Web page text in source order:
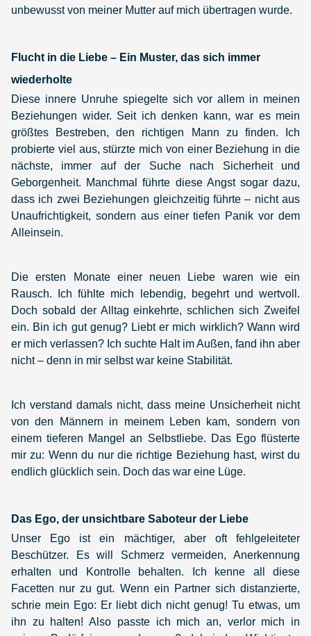
unbewusst von meiner Mutter auf mich übertragen wurde.
Flucht in die Liebe – Ein Muster, das sich immer
wiederholte
Diese innere Unruhe spiegelte sich vor allem in meinen
Beziehungen wider. Seit ich denken kann, war es mein
größtes Bestreben, den richtigen Mann zu finden. Ich
probierte viel aus, stürzte mich von einer Beziehung in die
nächste, immer auf der Suche nach Sicherheit und
Geborgenheit. Manchmal führte diese Angst sogar dazu,
dass ich zwei Beziehungen gleichzeitig führte – nicht aus
Unaufrichtigkeit, sondern aus einer tiefen Panik vor dem
Alleinsein.
Die ersten Monate einer neuen Liebe waren wie ein
Rausch. Ich fühlte mich lebendig, begehrt und wertvoll.
Doch sobald der Alltag einkehrte, schlichen sich Zweifel
ein. Bin ich gut genug? Liebt er mich wirklich? Wann wird
er mich verlassen? Ich suchte Halt im Außen, fand ihn aber
nicht – denn in mir selbst war keine Stabilität.
Ich verstand damals nicht, dass meine Unsicherheit nicht
von den Männern in meinem Leben kam, sondern von
einem tieferen Mangel an Selbstliebe. Das Ego flüsterte
mir zu: Wenn du nur die richtige Beziehung hast, wirst du
endlich glücklich sein. Doch das war eine Lüge.
Das Ego, der unsichtbare Saboteur der Liebe
Unser Ego ist ein mächtiger, aber oft fehlgeleiteter
Beschützer. Es will Schmerz vermeiden, Anerkennung
erhalten und Kontrolle behalten. Ich kenne all diese
Facetten nur zu gut. Wenn ein Partner sich distanzierte,
schrie mein Ego: Er liebt dich nicht genug! Tu etwas, um
ihn zu halten! Also passte ich mich an, verlor mich in